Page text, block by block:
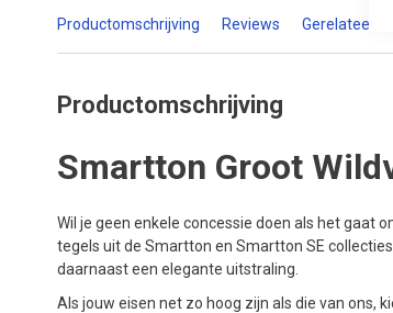
Productomschrijving Reviews Gerelateerde
Productomschrijving
Smartton Groot
Wil je geen enkele concessie doen als het gaat
tegels uit de Smartton en Smartton SE
daarnaast een elegante uitstraling.
Als jouw eisen net zo hoog zijn als die van ons,